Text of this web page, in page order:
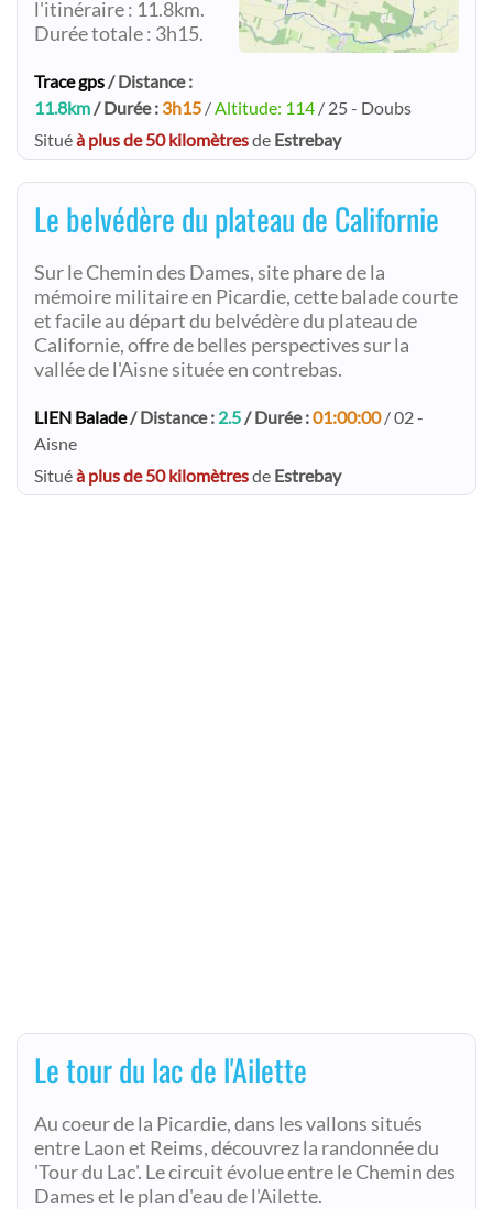
l'itinéraire : 11.8km.
Durée totale : 3h15.
Trace gps/ Distance :
11.8km/ Durée : 3h15 /Altitude: 114 / 25 - Doubs
Situéà plus de 50 kilomètresde Estrebay
Le belvédère du plateau de Californie
Sur le Chemin des Dames, site phare de la
mémoire militaire en Picardie, cette balade courte
et facile au départ du belvédère du plateau de
Californie, offre de belles perspectives sur la
vallée de l'Aisne située en contrebas.
LIEN Balade/ Distance : 2.5/ Durée :01:00:00/ 02 -
Aisne
Situéà plus de 50 kilomètresde Estrebay
Le tour du lac de l'Ailette
Au coeur de la Picardie, dans les vallons situés
entre Laon et Reims, découvrez la randonnée du
'Tour du Lac'. Le circuit évolue entre le Chemin des
Dames et le plan d'eau de l'Ailette.